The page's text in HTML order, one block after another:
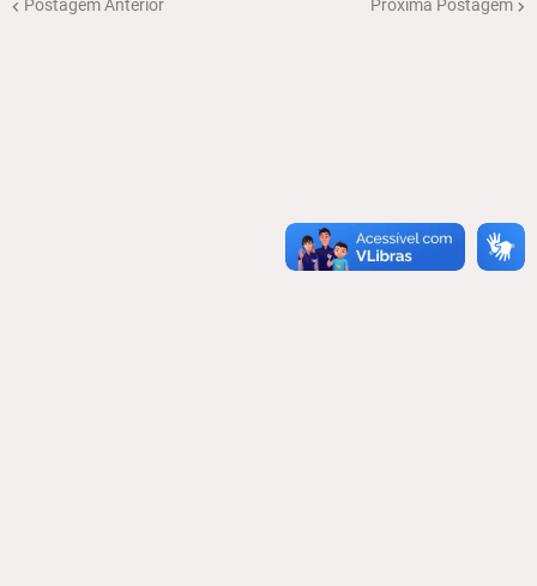
Postagem Anterior Próxima Postagem